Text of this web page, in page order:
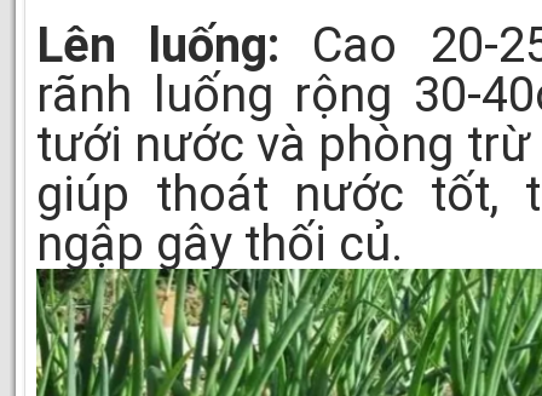
Lên luống: Cao 20-
rãnh luống rộng 30-
tưới nước và phòng trừ
giúp thoát nước tốt,
ngập gây thối củ.